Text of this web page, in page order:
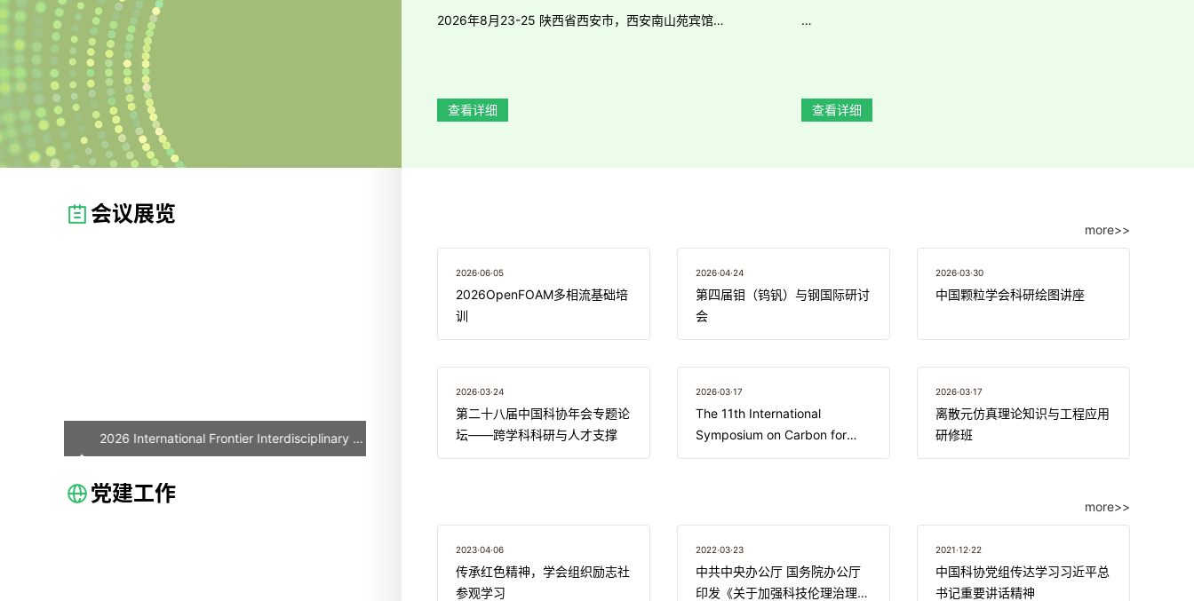
机制，特别是目前热议的微纳塑料基础科学问题、
前沿评价方法与标准化、环境应用风险权衡等议题
展开系统性交流。特邀报告和主旨报告环节由北京
市科学技术研究院分析测试研究所（北京市理化分
析测试中心）研究员高峡主持。在专题报告环节，
中国科学院大学杭州高等研究院研究员郭良宏、国
家纳米科学中心研究员杨延莲、首都医科大学附属
究所研究员王格侠、清华大学教授杨睿、北京市科
科学院南京土壤研究所涂晨副研究员共同主持。论
坛设置非共识议题研讨特色专场，由邓双、高峡共
同主持。与会专家围绕行业现存争议性核心问题自
由交流、碰撞观点，重点围绕纳米技术与微塑料术
2026年8月23-25 陕西省西安市，西安南山苑宾馆…
查看详细
…
查看详细
会议展览
2026 International Frontier Interdisciplinary Forum on Crystalline Porous Particles
党建工作
more>>
2026·06·05
2026OpenFOAM多相流基础培
训
2026·04·24
第四届钼（钨钒）与钢国际研讨
会
2026·03·30
中国颗粒学会科研绘图讲座
2026·03·24
第二十八届中国科协年会专题论
坛——跨学科科研与人才支撑
2026·03·17
The 11th International
Symposium on Carbon for
Catalysis
2026·03·17
离散元仿真理论知识与工程应用
研修班
more>>
2023·04·06
传承红色精神，学会组织励志社
参观学习
2022·03·23
中共中央办公厅 国务院办公厅
印发《关于加强科技伦理治理的
2021·12·22
中国科协党组传达学习习近平总
书记重要讲话精神